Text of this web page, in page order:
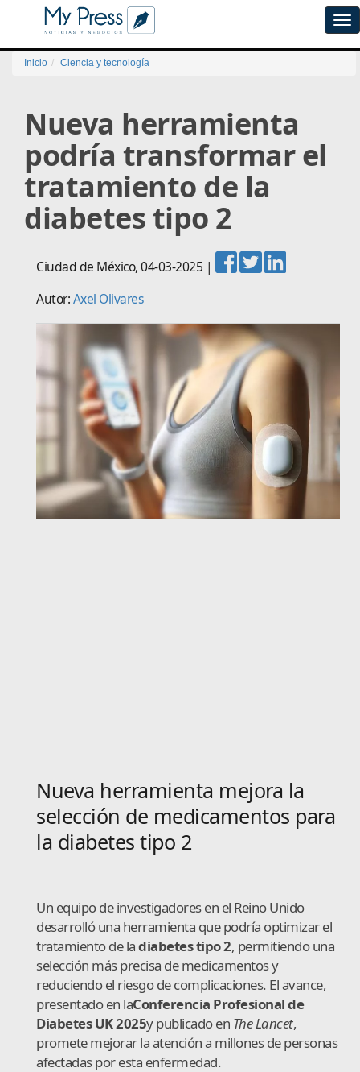
Inicio Ciencia y tecnología
Nueva herramienta
podría transformar el
tratamiento de la
diabetes tipo 2
Ciudad de México,04-03-2025 |
Autor:Axel Olivares
Nueva herramienta mejora la
selección de medicamentos para
la diabetes tipo 2
Un equipo de investigadores en el Reino Unido
desarrolló una herramienta que podría optimizar el
tratamiento de ladiabetes tipo 2, permitiendo una
selección más precisa de medicamentos y
reduciendo el riesgo de complicaciones. El avance,
presentado en laConferencia Profesional de
Diabetes UK 2025y publicado en The Lancet,
promete mejorar la atención a millones de personas
afectadas por esta enfermedad.